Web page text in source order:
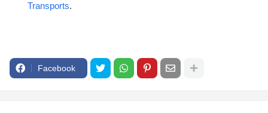
Transports.
Facebook